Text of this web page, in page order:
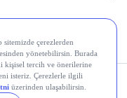
Yasal
Çerez